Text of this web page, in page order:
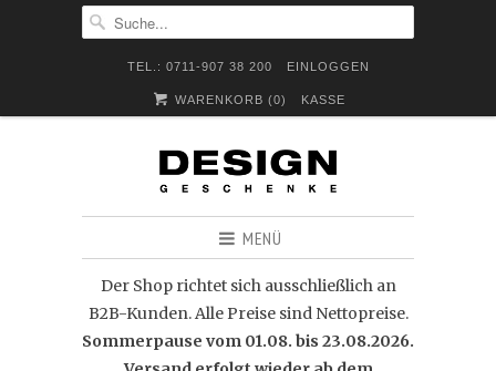
TEL.: 0711-907 38 200 EINLOGGEN
WARENKORB (0) KASSE
MENÜ
Der Shop richtet sich ausschließlich an
B2B-Kunden. Alle Preise sind Nettopreise.
Sommerpause vom 01.08. bis 23.08.2026.